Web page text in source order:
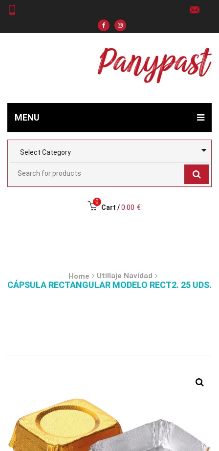
MENU
0
Cart / 0.00 €
Home Utillaje Navidad
CÁPSULA RECTANGULAR MODELO RECT2. 25 UDS.